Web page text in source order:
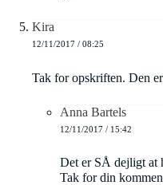
Kira
12/11/2017 / 08:25
Tak for opskriften. Den
Anna Bartels
12/11/2017 / 15:42
Det er SÅ dejligt at
Tak for din